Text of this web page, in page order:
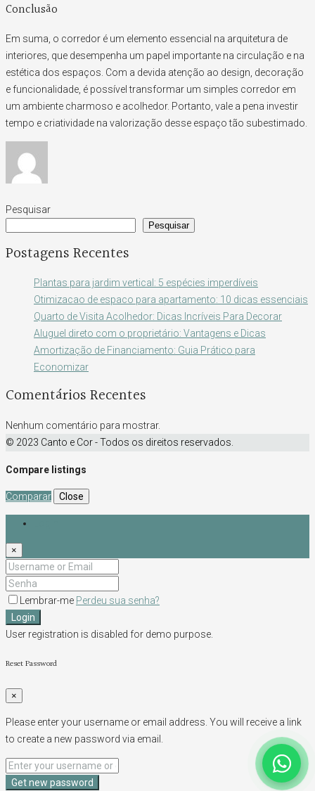
Conclusão
Em suma, o corredor é um elemento essencial na arquitetura de
interiores, que desempenha um papel importante na circulação e na
estética dos espaços. Com a devida atenção ao design, decoração
e funcionalidade, é possível transformar um simples corredor em
um ambiente charmoso e acolhedor. Portanto, vale a pena investir
tempo e criatividade na valorização desse espaço tão subestimado.
Pesquisar
Pesquisar
Postagens Recentes
Plantas para jardim vertical: 5 espécies imperdíveis
Otimizacao de espaco para apartamento: 10 dicas essenciais
Quarto de Visita Acolhedor: Dicas Incríveis Para Decorar
Aluguel direto com o proprietário: Vantagens e Dicas
Amortização de Financiamento: Guia Prático para
Economizar
Comentários Recentes
Nenhum comentário para mostrar.
© 2023 Canto e Cor - Todos os direitos reservados.
Compare listings
Comparar Close
×
Lembrar-me Perdeu sua senha?
Login
User registration is disabled for demo purpose.
Reset Password
×
Please enter your username or email address. You will receive a link
to create a new password via email.
Get new password